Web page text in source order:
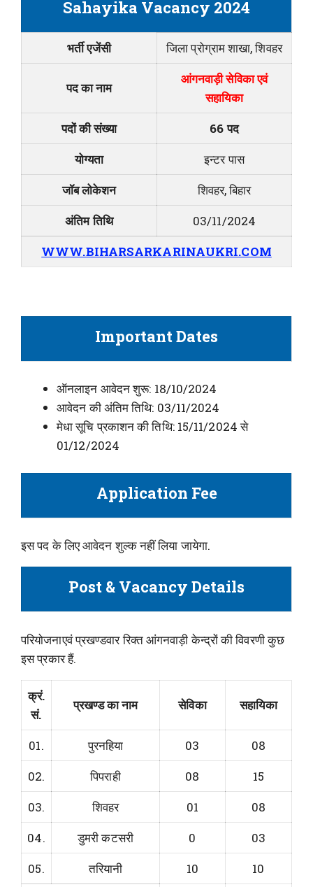
Sahayika Vacancy 2024
भर्ती एजेंसी जिला प्रोग्राम शाखा, शिवहर
पद का नाम
आंगनवाड़ी सेविका एवं
सहायिका
पदों की संख्या
66 पद
योग्यता
इन्टर पास
जॉब लोकेशन
शिवहर, बिहार
अंतिम तिथि
03/11/2024
WWW.BIHARSARKARINAUKRI.COM
Important Dates
ऑनलाइन आवेदन शुरू: 18/10/2024
आवेदन की अंतिम तिथि: 03/11/2024
मेधा सूचि प्रकाशन की तिथि: 15/11/2024 से
01/12/2024
Application Fee
इस पद के लिए आवेदन शुल्क नहीं लिया जायेगा.
Post & Vacancy Details
परियोजनाएवं प्रखण्डवार रिक्त आंगनवाड़ी केन्द्रों की विवरणी कुछ
इस प्रकार हैं.
क्रं.
सं.
प्रखण्ड का नाम सेविका सहायिका
01. पुरनहिया 03
08
02.
पिपराही 08
15
03.
शिवहर 01
08
04.
डुमरी कटसरी 0
03
05.
तरियानी 10 10